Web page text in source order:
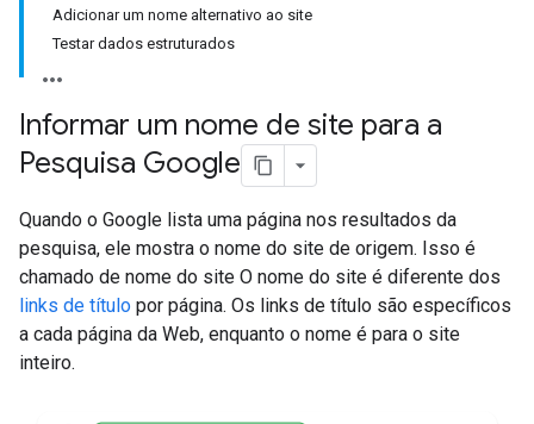
Adicionar um nome alternativo ao site
Testar dados estruturados
Informar um nome de site para a
Pesquisa Google
Quando o Google lista uma página nos resultados da
pesquisa, ele mostra o nome do site de origem. Isso é
chamado de nome do site O nome do site é diferente dos
links de título por página. Os links de título são específicos
a cada página da Web, enquanto o nome é para o site
inteiro.